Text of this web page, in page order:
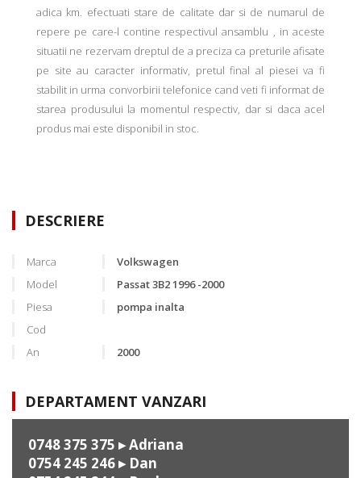
adica km. efectuati stare de calitate dar si de numarul de
repere pe care-l contine respectivul ansamblu , in aceste
situatii ne rezervam dreptul de a preciza ca preturile afisate
pe site au caracter informativ, pretul final al piesei va fi
stabilit in urma convorbirii telefonice cand veti fi informat de
starea produsului la momentul respectiv, dar si daca acel
produs mai este disponibil in stoc.
DESCRIERE
Marca
Volkswagen
Model
Passat 3B2 1996 -2000
Piesa
pompa inalta
Cod
An
2000
DEPARTAMENT VANZARI
0748 375 375 ▸ Adriana
0754 245 246▸ Dan